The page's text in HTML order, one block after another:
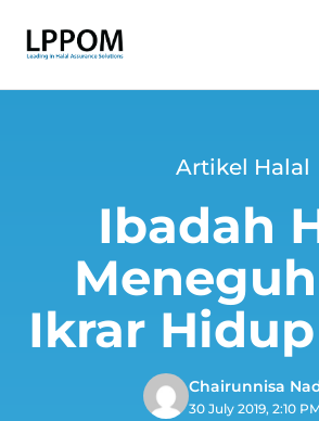
Artikel Halal
Ibadah
Ikrar
Chairunnisa
30 July 2019, 2:10